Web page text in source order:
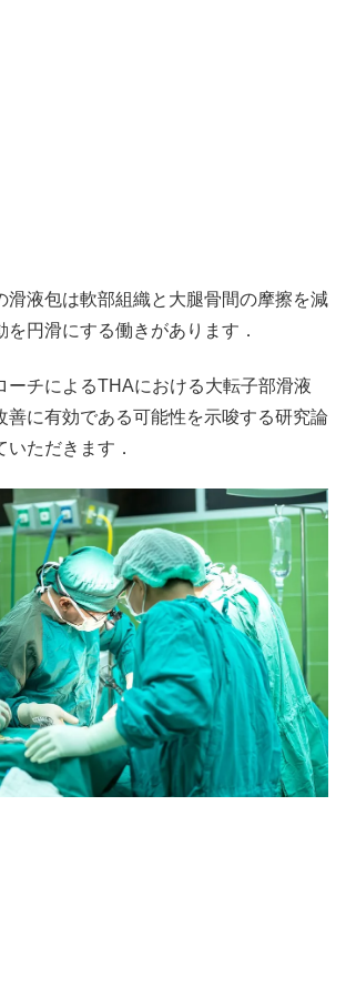
滑液包は軟部組織と大腿骨間の摩擦を減
を円滑にする働きがあります．
ーチによるTHAにおける大転子部滑液
善に有効である可能性を示唆する研究論
ただきます．